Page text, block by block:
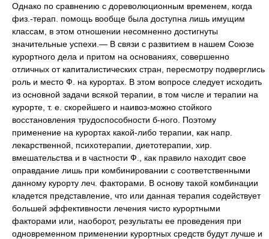
Однако по сравнению с дореволюционным временем, когда
физ.-терап. помощь вообще была доступна лишь имущим
классам, в этом отношении несомненно достигнуты
значительные успехи.— В связи с развитием в нашем Союзе
курортного дела и притом на основаниях, совершенно
отличных от капиталистических стран, пересмотру подверглись
роль и место Ф. на курортах. В этом вопросе следует исходить
из основной задачи всякой терапии, в том числе и терапии на
курорте, т. е. скорейшего и наивоз-можно стойкого
восстановления трудоспособности б-ного. Поэтому
применение на курортах какой-либо терапии, как напр.
лекарственной, психотерапии, диетотерапии, хир.
вмешательства и в частности Ф., как правило находит свое
оправдание лишь при комбинировании с соответственными
данному курорту леч. факторами. В основу такой комбинации
кладется представление, что или данная терапия содействует
большей эффективности лечения чисто курортными
факторами или, наоборот, результаты ее проведения при
одновременном применении курортных средств будут лучше и